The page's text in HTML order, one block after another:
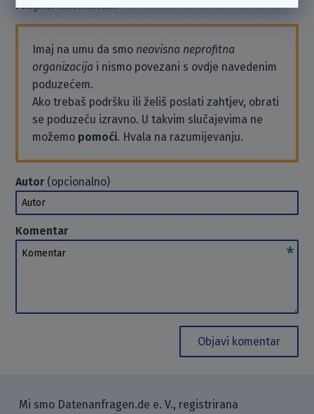
Napiši komentar
Imaj na umu da smo neovisna neprofitna
organizacija i nismo povezani s ovdje navedenim
poduzećem.
Ako trebaš podršku ili želiš poslati zahtjev, obrati
se poduzeću izravno. U takvim slučajevima ne
možemo pomoći. Hvala na razumijevanju.
Autor(opcionalno)
Autor
Komentar
Komentar
Objavi komentar
Mi smo Datenanfragen.de e. V., registrirana